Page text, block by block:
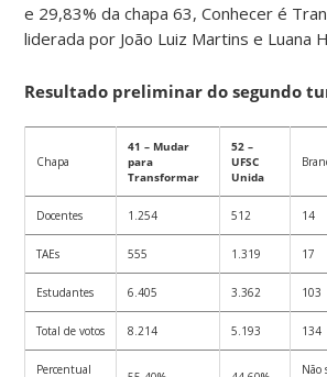
e 29,83% da chapa 63, Conhecer é
liderada por João Luiz Martins e Luana
Resultado preliminar do segundo
Chapa
41 – Mudar
para
Transformar
52 –
UFSC
Unida
Docentes 1.254 512 14
TAEs 555 1.319 17
Estudantes 6.405 3.362 103
Total de votos 8.214 5.193 134
Percentual
Não